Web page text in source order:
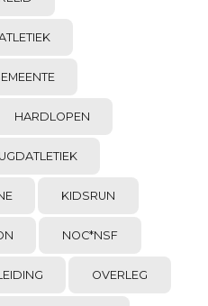
HARDLOPEN
KIDSRUN
NOC*NSF
OVERLEG